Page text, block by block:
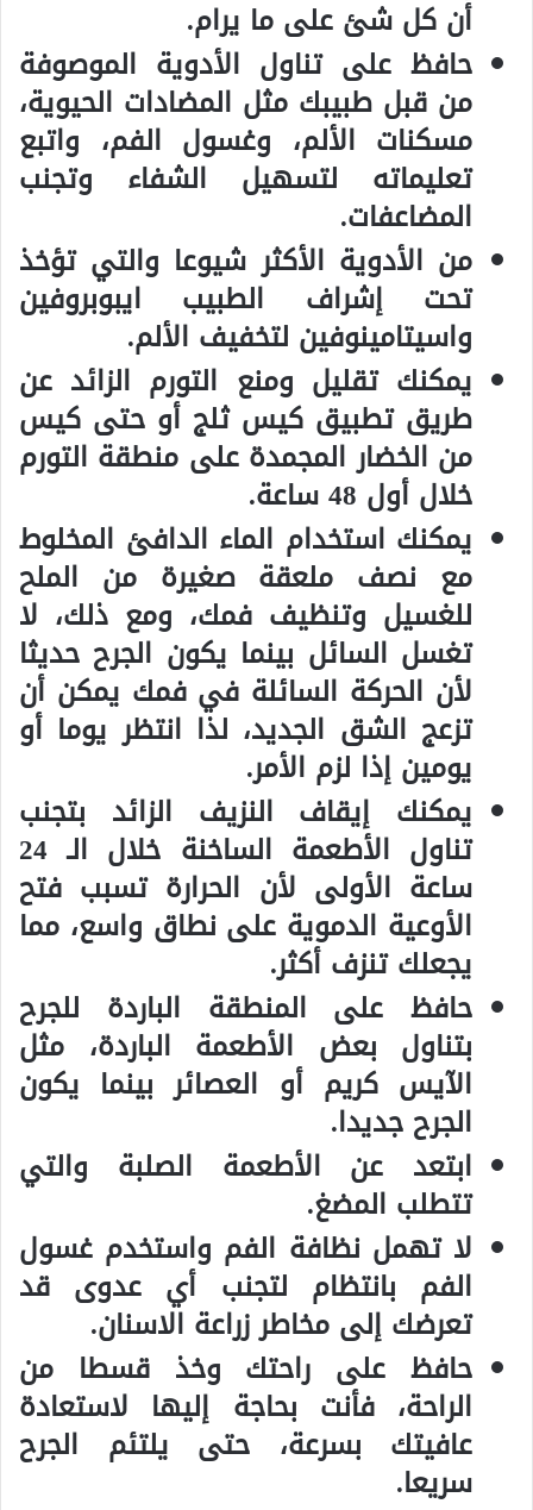
أن كل شئ على ما يرام.
حافظ على تناول الأدوية الموصوفة
من قبل طبيبك مثل المضادات الحيوية،
مسكنات الألم، وغسول الفم، واتبع
تعليماته لتسهيل الشفاء وتجنب
المضاعفات.
من الأدوية الأكثر شيوعا والتي تؤخذ
تحت إشراف الطبيب ايبوبروفين
واسيتامينوفين لتخفيف الألم.
يمكنك تقليل ومنع التورم الزائد عن
طريق تطبيق كيس ثلج أو حتى كيس
من الخضار المجمدة على منطقة التورم
خلال أول 48 ساعة.
يمكنك استخدام الماء الدافئ المخلوط
مع نصف ملعقة صغيرة من الملح
للغسيل وتنظيف فمك، ومع ذلك، لا
تغسل السائل بينما يكون الجرح حديثا
لأن الحركة السائلة في فمك يمكن أن
تزعج الشق الجديد، لذا انتظر يوما أو
يومين إذا لزم الأمر.
يمكنك إيقاف النزيف الزائد بتجنب
تناول الأطعمة الساخنة خلال الـ 24
ساعة الأولى لأن الحرارة تسبب فتح
الأوعية الدموية على نطاق واسع، مما
يجعلك تنزف أكثر.
حافظ على المنطقة الباردة للجرح
بتناول بعض الأطعمة الباردة، مثل
الآيس كريم أو العصائر بينما يكون
الجرح جديدا.
ابتعد عن الأطعمة الصلبة والتي
تتطلب المضغ.
لا تهمل نظافة الفم واستخدم غسول
الفم بانتظام لتجنب أي عدوى قد
تعرضك إلى مخاطر زراعة الاسنان.
حافظ على راحتك وخذ قسطا من
الراحة، فأنت بحاجة إليها لاستعادة
عافيتك بسرعة، حتى يلتئم الجرح
سريعا.